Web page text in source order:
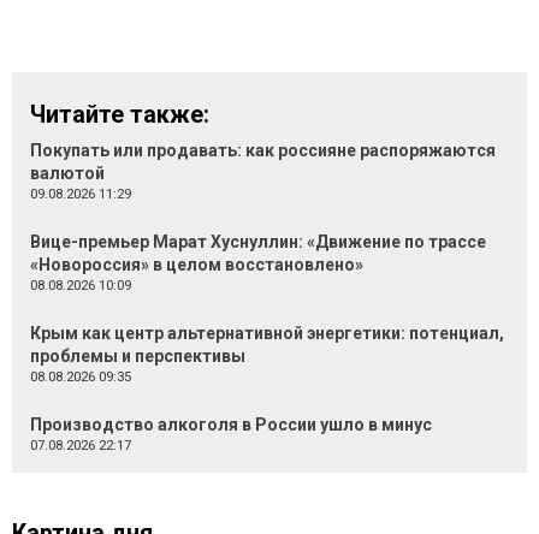
Читайте также:
Покупать или продавать: как россияне распоряжаются
валютой
09.08.2026 11:29
Вице-премьер Марат Хуснуллин: «Движение по трассе
«Новороссия» в целом восстановлено»
08.08.2026 10:09
Крым как центр альтернативной энергетики: потенциал,
проблемы и перспективы
08.08.2026 09:35
Производство алкоголя в России ушло в минус
07.08.2026 22:17